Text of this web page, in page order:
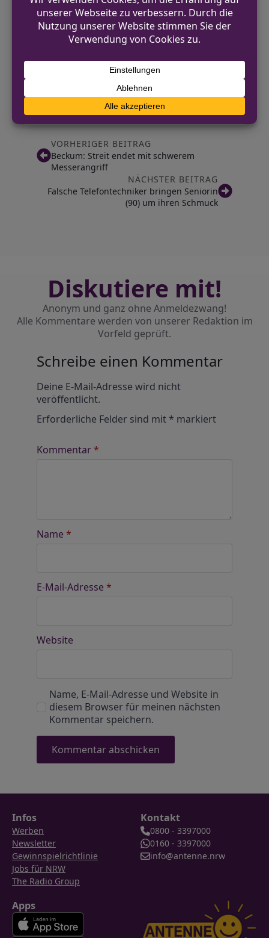
Insgesamt wurden im Kontrollzeitraum
323 Personen und 135 Fahrzeuge
überprüft, 11 Strafanzeigen gefertigt
und 33 Gegenstände sichergestellt. Die
Polizei hat bereits angekündigt, auch in
den kommenden Wochen weiterhin
Präsenz zu zeigen und
Schwerpunktkontrollen durchzuführen.
VORHERIGER BEITRAG
Beckum: Streit endet mit schwerem
Messerangriff
NÄCHSTER BEITRAG
Falsche Telefontechniker bringen Seniorin
(90) um ihren Schmuck
Diskutiere mit!
Anonym und ganz ohne Anmeldezwang!
Alle Kommentare werden von unserer Redaktion im
Vorfeld geprüft.
Schreibe einen Kommentar
Deine E-Mail-Adresse wird nicht
veröffentlicht.
Erforderliche Felder sind mit* markiert
Kommentar*
Name *
E-Mail-Adresse *
Website
Name, E-Mail-Adresse und Website in
diesem Browser für meinen nächsten
Kommentar speichern.
Infos
Werben
Newsletter
Gewinnspielrichtlinie
Jobs für NRW
The Radio Group
Kontakt
0800 - 3397000
0160 - 3397000
info@antenne.nrw
Apps